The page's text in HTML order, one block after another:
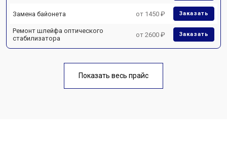
Замена байонета от 1450 ₽ Заказать
Ремонт шлейфа оптического
стабилизатора
от 2600 ₽ Заказать
Показать весь прайс